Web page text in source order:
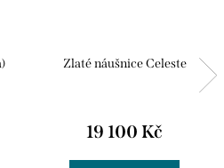
Zlaté náušnice Celeste
19 100 Kč